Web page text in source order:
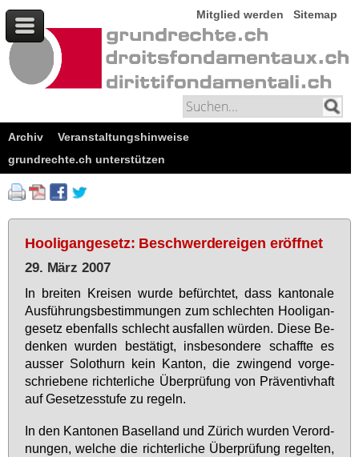
Mitglied werden Sitemap
Archiv
Veranstaltungshinweise
grundrechte.ch unterstützen
Hooligangesetz: Beschwerdereigen eröffnet
29. März 2007
In brei­ten Krei­sen wur­de be­fürch­tet, dass kan­to­na­le
Aus­füh­rungs­be­stim­mun­gen zum schlech­ten Hoo­lig­an­
ge­setz eben­falls schlecht aus­fal­len wür­den. Die­se Be­
den­ken wur­den be­stä­tigt, ins­be­son­de­re schaff­te es
aus­ser So­lo­thurn kein Kan­ton, die zwin­gend vor­ge­
schrie­be­ne rich­ter­li­che Über­prü­fung von Prä­ven­tiv­haft
auf Ge­set­zes­stu­fe zu re­geln.
In den Kan­to­nen Ba­sel­land und Zü­rich wur­den Ver­ord­
nun­gen, wel­che die rich­ter­li­che Über­prü­fung re­gel­ten,